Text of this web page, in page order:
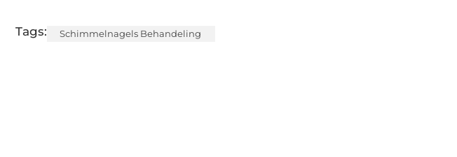
Tags: Schimmelnagels Behandeling